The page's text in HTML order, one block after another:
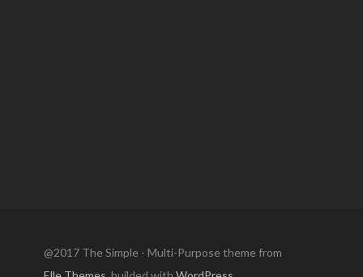
@2017 The Simple - Multi-Purpose theme from